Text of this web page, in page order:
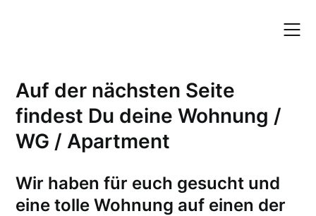
Auf der nächsten Seite
findest Du deine Wohnung /
WG / Apartment
Wir haben für euch gesucht und
eine tolle Wohnung auf einen der